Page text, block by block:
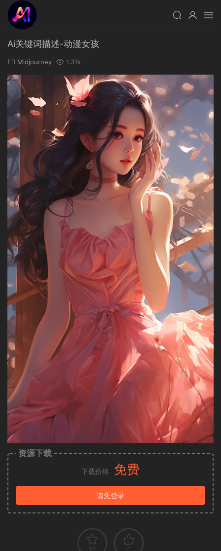
Ai关键词描述-动漫女孩
Midjourney 1.31k
资源下载
下载价格 免费
请先登录
16 0